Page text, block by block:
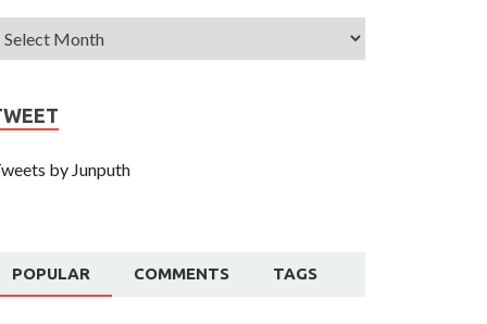
by Junputh
POPULAR COMMENTS TAGS